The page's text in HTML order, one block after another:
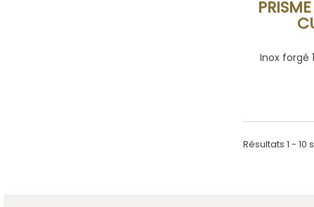
Inox forgé
Résultats 1 - 10